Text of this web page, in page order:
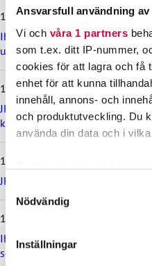
Ansvarsfull användning
Vi och våra 1 partners
som t.ex. ditt IP-nummer,
cookies för att lagra och få
enhet för att kunna
innehåll, annons- och
och produktutveckling. Du
använda din data och i
Ta reda på mer om hur
Du kan ändra eller dra
Vi använder
Samtyckesval
Nödvändig
Inställningar
n
a
s
n
y
h
e
e
n
12.6.2026
Ibruktagningen av
upp
11.6.2026
JHL och KT har enats om
kommunsektorns timavlönade
11.6.2026
JHL deltar i Helsinki Pride-
11.6.2026
Ibruktagningen av det nya
senareläggs, också